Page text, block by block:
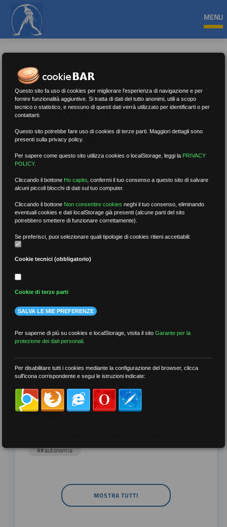
MENU
RECLUTAMENTO E
FORMAZIONE
Nessun risultato.Rimuovi filtri
RICERCA
per data
più recenti
meno recenti
per tag
##autonomia
MOSTRA TUTTI
Questo sito fa uso di cookies per migliorare l'esperienza di navigazione e per
fornire funzionalità aggiuntive. Si tratta di dati del tutto anonimi, utili a scopo
tecnico o statistico, e nessuno di questi dati verrà utilizzato per identificarti o per
contattarti.
Questo sito potrebbe fare uso di cookies di terze parti. Maggiori dettagli sono
presenti sulla privacy policy.
Per sapere come questo sito utilizza cookies o localStorage, leggi la PRIVACY
POLICY.
Cliccando il bottone Ho capito ,confermi il tuo consenso a questo sito di salvare
alcuni piccoli blocchi di dati sul tuo computer.
Cliccando il bottone Non consentire cookies neghi il tuo consenso, eliminando
eventuali cookies e dati localStorage già presenti (alcune parti del sito
potrebbero smettere di funzionare correttamente).
Se preferisci, puoi selezionare quali tipologie di cookies ritieni accettabili:
Cookie tecnici (obbligatorio)
Cookie di terze parti
SALVA LE MIE PREFERENZE
Per saperne di più su cookies e localStorage, visita il sitoGarante per la
protezione dei dati personali
Per disabilitare tutti i cookies mediante la configurazione del browser, clicca
sull'icona corrispondente e segui le istruzioni indicate: